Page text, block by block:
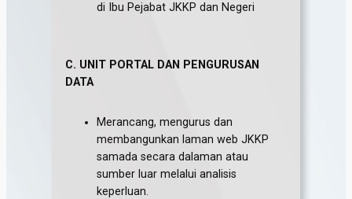
di Ibu Pejabat JKKP dan Negeri
C. UNIT PORTAL DAN PENGURUSAN
DATA
Merancang, mengurus dan
membangunkan laman web JKKP
samada secara dalaman atau
sumber luar melalui analisis
keperluan.